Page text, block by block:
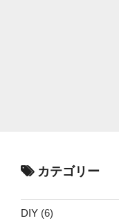
カテゴリー
DIY (6)